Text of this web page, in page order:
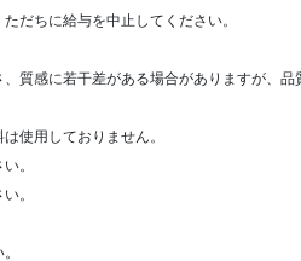
だちに給与を中止してください。
質感に若干差がある場合がありますが、品
使用しておりません。
。
。